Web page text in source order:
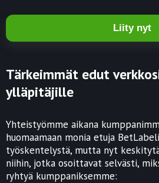
Liity nyt
Tärkeimmät edut
ylläpitäjille
Yhteistyömme aikana
huomaamaan monia etuja
työskentelystä, mutta nyt
niihin, jotka osoittavat selvästi,
ryhtyä kumppaniksemme: